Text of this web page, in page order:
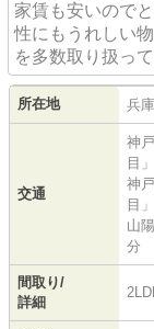
家賃も安いので
性にもうれしい
を多数取り扱って
所在地 兵
交通
神
目
神
目
山
分
間取り/
詳細